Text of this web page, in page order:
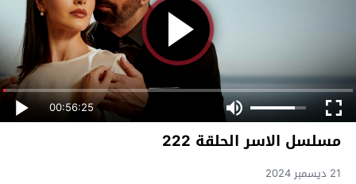
00:56:25
مسلسل الاسر الحلقة 222
21 ديسمبر 2024